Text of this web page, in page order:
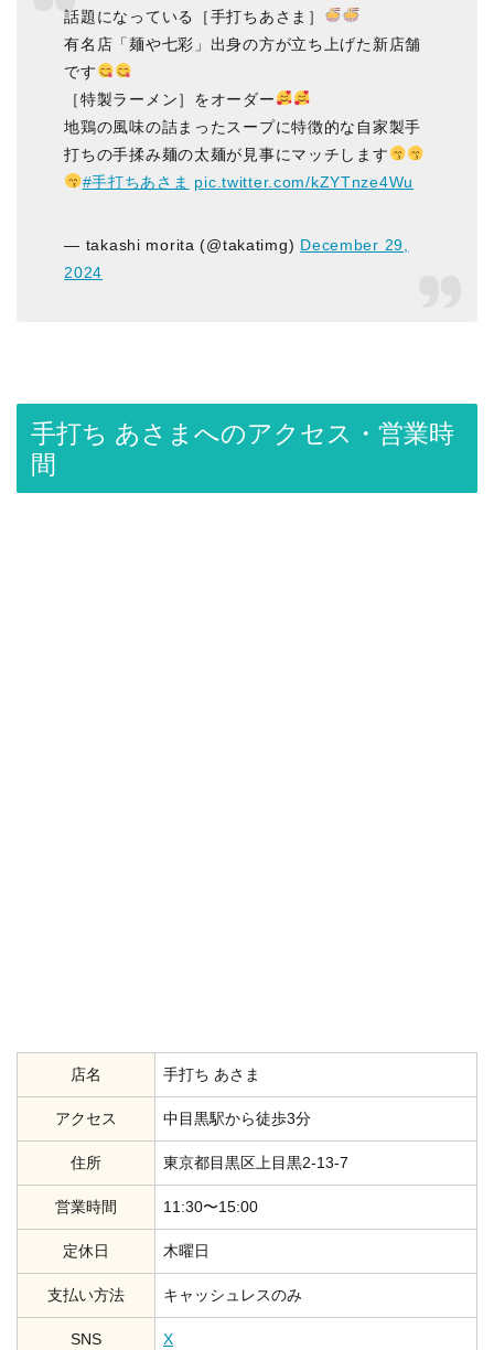
話題になっている［手打ちあさま］
有名店「麺や七彩」出身の方が立ち上げた新店舗
です
［特製ラーメン］をオーダー
地鶏の風味の詰まったスープに特徴的な自家製手
打ちの手揉み麺の太麺が見事にマッチします
#手打ちあさま pic.twitter.com/kZYTnze4Wu
— takashi morita (@takatimg) December 29,
2024
手打ち あさまへのアクセス・営業時
間
店名 手打ち あさま
アクセス 中目黒駅から徒歩3分
住所 東京都目黒区上目黒2-13-7
営業時間 11:30〜15:00
定休日 木曜日
支払い方法 キャッシュレスのみ
SNS X